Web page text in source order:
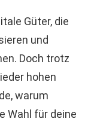
Güter, die
und
Doch trotz
hohen
warum
Wahl für deine